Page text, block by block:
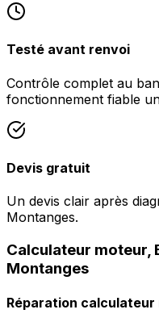
Testé avant renvoi
Contrôle complet au
fonctionnement fiable
Devis gratuit
Un devis clair après
Montanges.
Calculateur moteur,
Montanges
Réparation calculateur